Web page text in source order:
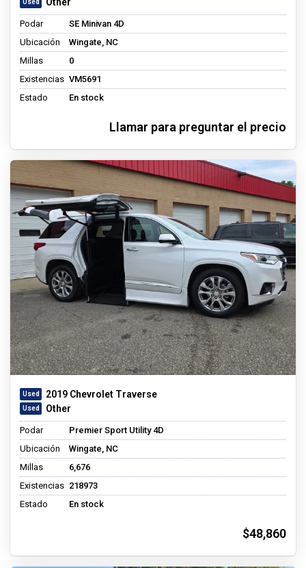
Podar
SE Minivan 4D
Ubicación
Wingate, NC
Millas
0
Existencias VM5691
Estado
En stock
Llamar para preguntar el precio
2019 Chevrolet Traverse
Other
Podar
Premier Sport Utility 4D
Ubicación
Wingate, NC
Millas
6,676
Existencias 218973
Estado
En stock
$48,860